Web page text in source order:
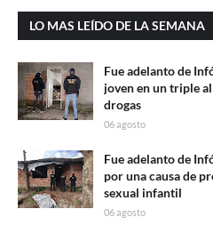
LO MAS LEÍDO DE LA SEMANA
Fue adelanto de
joven en un triple
drogas
06 agosto
Fue adelanto de
por una causa de
sexual infantil
06 agosto